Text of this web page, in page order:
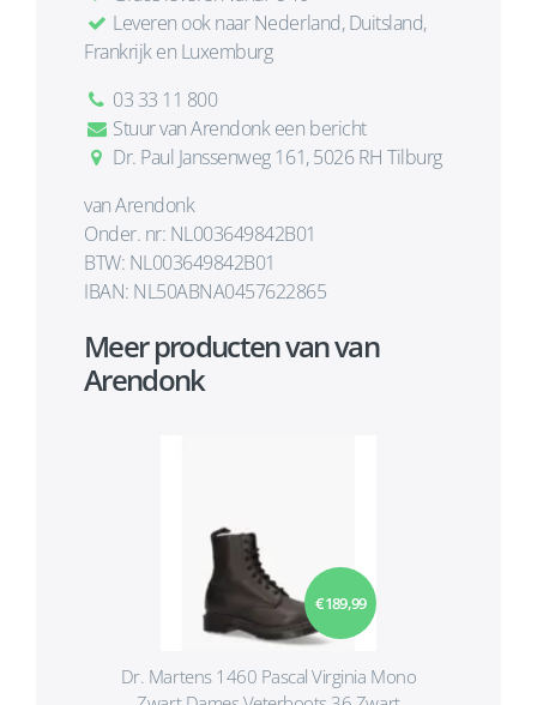
Leveren ook naar Nederland, Duitsland,
Frankrijk en Luxemburg
03 33 11 800
Stuur van Arendonk een bericht
Dr. Paul Janssenweg 161, 5026 RH Tilburg
van Arendonk
Onder. nr: NL003649842B01
BTW: NL003649842B01
IBAN: NL50ABNA0457622865
Meer producten van van
Arendonk
€ 189,99
Dr. Martens 1460 Pascal Virginia Mono